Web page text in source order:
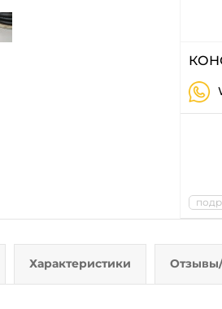
Характеристики